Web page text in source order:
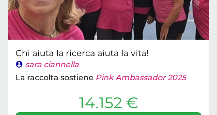
Chi aiuta la ricerca aiuta la vita!
sara ciannella
La raccolta sostiene Pink Ambassador 2025
14.152 €